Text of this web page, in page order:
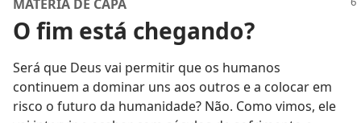
MATÉRIA DE CAPA
O fim está chegando?
Será que Deus vai permitir que os humanos
continuem a dominar uns aos outros e a colocar em
risco o futuro da humanidade? Não. Como vimos, ele